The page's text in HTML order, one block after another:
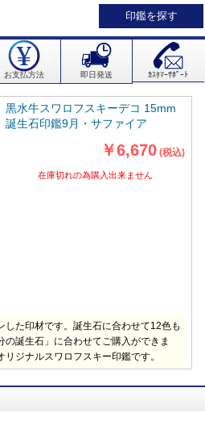
印鑑を探す
お支払方法 即日発送 ｶｽﾀﾏｰｻﾎﾟｰﾄ
黒水牛スワロフスキーデコ 15mm
誕生石印鑑9月・サファイア
￥6,670 (税込)
在庫切れの為購入出来ません
した印材です。誕生石に合わせて12色も
誕生石」に合わせてご購入ができま
ジナルスワロフスキー印鑑です。